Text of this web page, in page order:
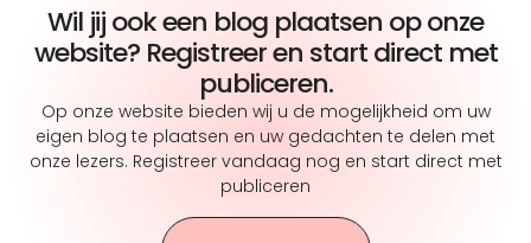
Wil jij ook een blog plaatsen op onze
website? Registreer en start direct met
publiceren.
Op onze website bieden wij u de mogelijkheid om uw
eigen blog te plaatsen en uw gedachten te delen met
onze lezers. Registreer vandaag nog en start direct met
publiceren